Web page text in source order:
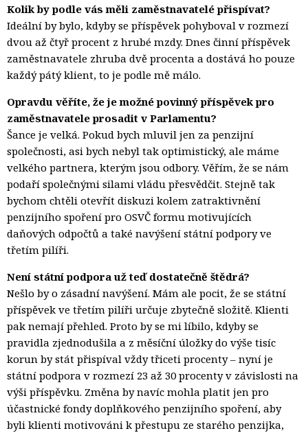
Kolik by podle vás měli zaměstnavatelé přispívat?
Ideální by bylo, kdyby se příspěvek pohyboval v rozmezí
dvou až čtyř procent z hrubé mzdy. Dnes činní příspěvek
zaměstnavatele zhruba dvě procenta a dostává ho pouze
každý pátý klient, to je podle mě málo.
Opravdu věříte, že je možné povinný příspěvek pro
zaměstnavatele prosadit v Parlamentu?
Šance je velká. Pokud bych mluvil jen za penzijní
společnosti, asi bych nebyl tak optimistický, ale máme
velkého partnera, kterým jsou odbory. Věřím, že se nám
podaří společnými silami vládu přesvědčit. Stejně tak
bychom chtěli otevřít diskuzi kolem zatraktivnění
penzijního spoření pro OSVČ formu motivujících
daňových odpočtů a také navýšení státní podpory ve
třetím pilíři.
Není státní podpora už teď dostatečně štědrá?
Nešlo by o zásadní navýšení. Mám ale pocit, že se státní
příspěvek ve třetím pilíři určuje zbytečně složitě. Klienti
pak nemají přehled. Proto by se mi líbilo, kdyby se
pravidla zjednodušila a z měsíční úložky do výše tisíc
korun by stát přispíval vždy třiceti procenty – nyní je
státní podpora v rozmezí 23 až 30 procenty v závislosti na
výši příspěvku. Změna by navíc mohla platit jen pro
účastnické fondy doplňkového penzijního spoření, aby
byli klienti motivováni k přestupu ze starého penzijka,